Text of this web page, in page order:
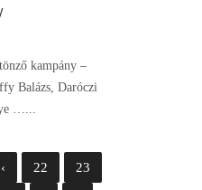
kampány –
Balázs, Daróczi
…...
‹ 22 23